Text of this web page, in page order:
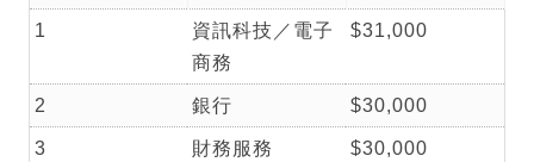
1
資訊科技／電子
商務
$31,000
2 銀行 $30,000
3 財務服務 $30,000